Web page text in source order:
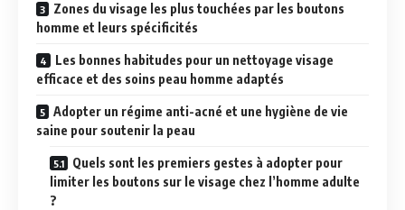
Zones du visage les plus touchées par les boutons
homme et leurs spécificités
Les bonnes habitudes pour un nettoyage visage
efficace et des soins peau homme adaptés
Adopter un régime anti-acné et une hygiène de vie
saine pour soutenir la peau
Quels sont les premiers gestes à adopter pour
limiter les boutons sur le visage chez l’homme adulte
?